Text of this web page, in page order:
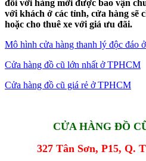
đối với hàng mới được bao vận
với khách ở các tỉnh, cửa hàng sẽ
hoặc cho thuê xe với giá ưu đãi.
Mô hình cửa hàng thanh lý độc đáo
Cửa hàng đồ cũ lớn nhất ở TPHCM
Cửa hàng đồ cũ giá rẻ ở TPHCM
CỬA HÀNG ĐỒ
327 Tân Sơn, P15, Q.